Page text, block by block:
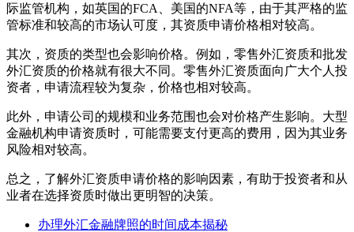
际监管机构，如英国的FCA、美国的NFA等，由于其严格的监
管标准和较高的市场认可度，其资质申请价格相对较高。
其次，资质的类型也会影响价格。例如，零售外汇资质和批发
外汇资质的价格就有很大不同。零售外汇资质面向广大个人投
资者，申请流程较为复杂，价格也相对较高。
此外，申请公司的规模和业务范围也会对价格产生影响。大型
金融机构申请资质时，可能需要支付更高的费用，因为其业务
风险相对较高。
总之，了解外汇资质申请价格的影响因素，有助于投资者和从
业者在选择资质时做出更明智的决策。
办理外汇金融牌照的时间成本揭秘